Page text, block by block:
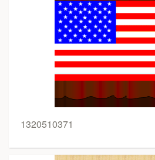
1320510371